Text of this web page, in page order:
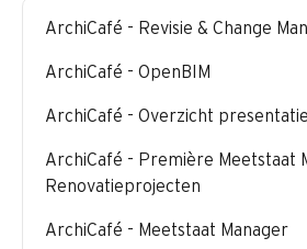
ArchiCafé - Revisie & Change
ArchiCafé - OpenBIM
ArchiCafé - Overzicht
ArchiCafé - Première Meetstaat
Renovatieprojecten
ArchiCafé - Meetstaat Manager